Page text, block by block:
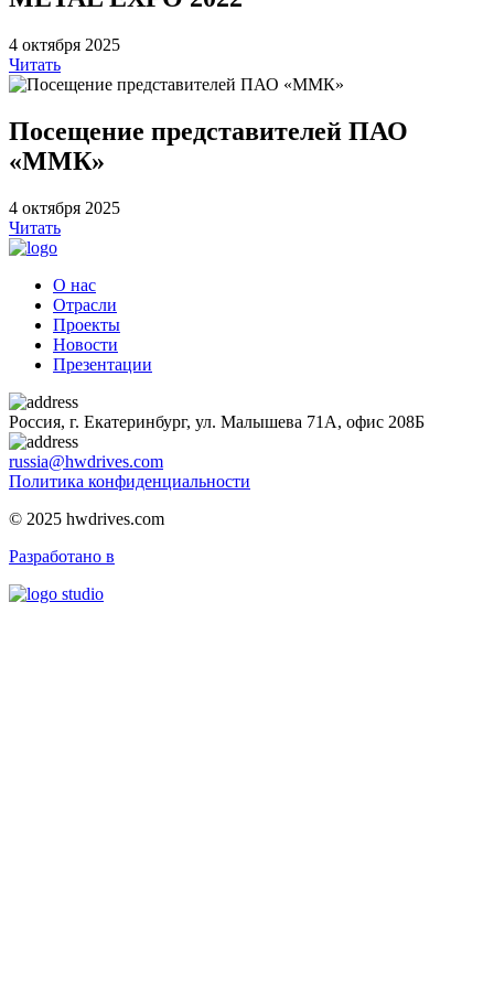
4 октября 2025
Читать
Посещение представителей ПАО
«ММК»
4 октября 2025
Читать
О нас
Отрасли
Проекты
Новости
Презентации
Россия, г. Екатеринбург, ул. Малышева 71А, офис 208Б
russia@hwdrives.com
Политика конфиденциальности
© 2025 hwdrives.com
Разработано в